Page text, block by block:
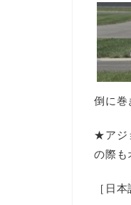
倒に巻
★アジ
の際も
［日